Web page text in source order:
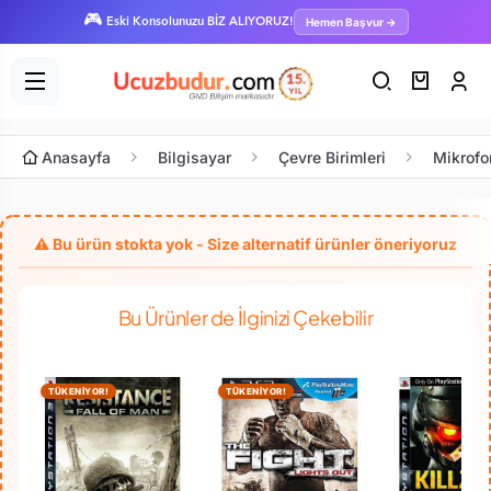
🎮 Eski Konsolunuzu BİZ ALIYORUZ! Hemen Başvur →
Anasayfa Bilgisayar Çevre Birimleri
Bu Ürünler de İlginizi Çekebilir
TÜKENİYOR! TÜKENİYOR!